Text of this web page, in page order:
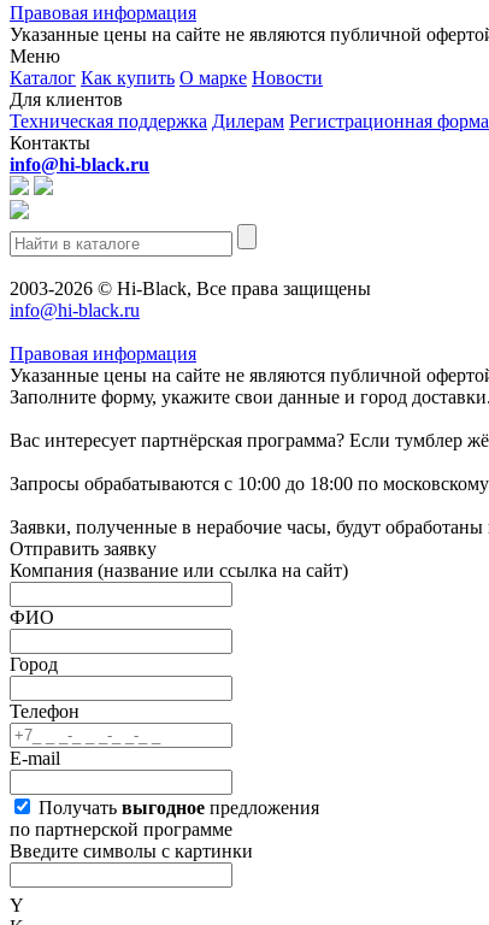
Правовая информация
Указанные цены на сайте не являются публичной
Меню
Каталог Как купить О марке Новости
Для клиентов
Техническая поддержка Дилерам Регистрационная форма
Контакты
info@hi-black.ru
2003-2026 © Hi-Black, Все права защищены
info@hi-black.ru
Правовая информация
Указанные цены на сайте не являются публичной
Заполните форму, укажите свои данные и город
Вас интересует партнёрская программа? Если тумблер
Запросы обрабатываются с 10:00 до 18:00 по
Заявки, полученные в нерабочие часы, будут
Отправить заявку
Компания (название или ссылка на сайт)
ФИО
Город
Телефон
E-mail
Получать выгодное предложения
по партнерской программе
Введите символы с картинки
Y